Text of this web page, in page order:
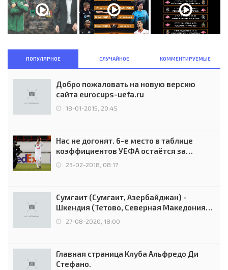
ПОПУЛЯРНОЕ СЛУЧАЙНОЕ КОММЕНТИРУЕМЫЕ
Добро пожаловать на новую версию
сайта eurocups-uefa.ru
18-01-2015, 20:45
Нас не догонят. 6-е место в таблице
коэффициентов УЕФА остаётся за
Россией
23-02-2018, 08:17
Сумгаит (Сумгаит, Азербайджан) -
Шкендия (Тетово, Северная Македония) -
0:2 (0:0)
27-08-2020, 18:00
Главная страница Клуба Альфредо Ди
Стефано.